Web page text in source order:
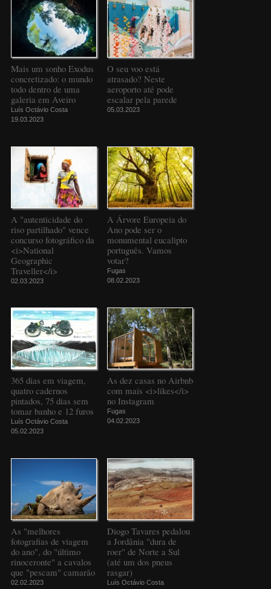
Mais um sonho Exodus
concretizado: o mundo
todo dentro de uma
galeria em Aveiro
Luís Octávio Costa
19.03.2023
O seu voo está
atrasado? Neste
aeroporto até pode
escalar pela parede
05.03.2023
A "autenticidade do
riso partilhado" vence
concurso fotográfico da
<i>National
Geographic
Traveller</i>
02.03.2023
A Árvore Europeia do
Ano pode ser o
monumental eucalipto
português. Vamos
votar?
Fugas
08.02.2023
365 dias em viagem,
quatro cadernos
pintados, 75 dias sem
tomar banho e 12 furos
Luís Octávio Costa
05.02.2023
As dez casas no Airbnb
com mais <i>likes</i>
no Instagram
Fugas
04.02.2023
As "melhores
fotografias de viagem
do ano", do "último
rinoceronte" a cavalos
que "pescam" camarão
02.02.2023
Diogo Tavares pedalou
a Jordânia "dura de
roer" de Norte a Sul
(até um dos pneus
rasgar)
Luís Octávio Costa